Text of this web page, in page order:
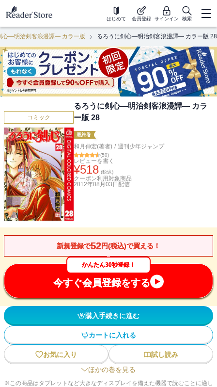
はじめて 会員登録 サインイン 検索
心―明治剣客浪漫譚― カラー版 るろうに剣心―明治剣客浪漫譚― カラー版 28
コミック
るろうに剣心―明治剣客浪漫譚― カラ
ー版 28
最終巻
和月伸宏(著者) / 週刊少年ジャンプ
(50)
レビューを書く
¥518 (税込)
クーポン利用対象商品
2012年08月03日 配信
新規登録で52円(税込)で買える！
かんたん30秒登録！
今すぐ会員登録をする
購入手続きに進む
カートに入れる
お気に入り
試し読み
ほかの巻を見る
※この商品はタブレットなど大きなディスプレイを備えた機器で読むことに適し